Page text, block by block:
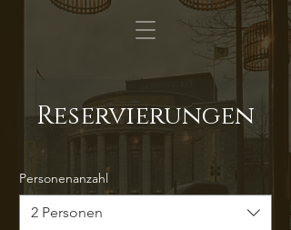
Reservierungen
Personenanzahl
2 Personen